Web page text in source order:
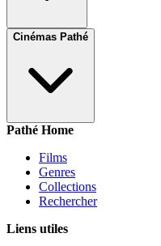
Cinémas Pathé
Pathé Home
Films
Genres
Collections
Rechercher
Liens utiles